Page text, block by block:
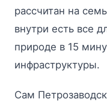
рассчитан на
внутри есть все
природе в 15
инфраструктуры.
Сам